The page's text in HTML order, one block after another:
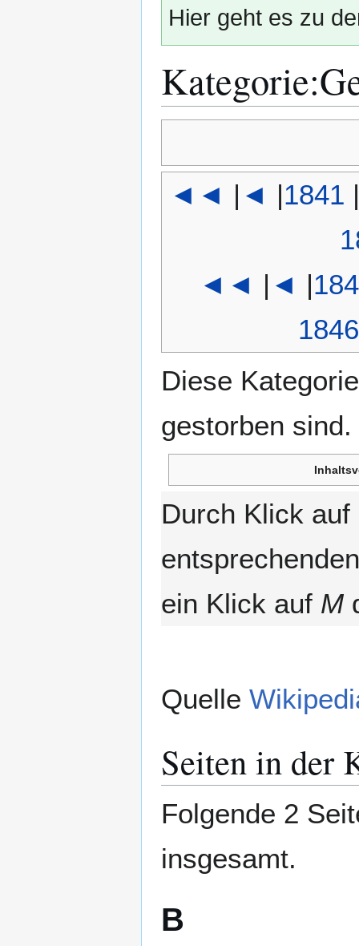
Hier geht es zu
Kategorie:
springen
springen
◄◄ | ◄ |1841 |
◄◄ | ◄ |
1846
Diese
gestorben sind.
Durch Klick
ein Klick auf M
Quelle
Seiten in der
Folgende 2
insgesamt.
B